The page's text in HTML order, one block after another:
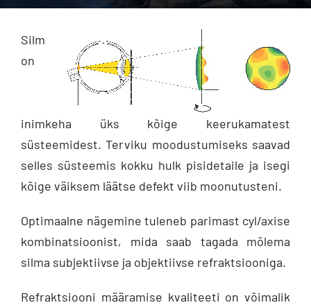
Silm
on
inimkeha üks kõige keerukamatest
süsteemidest. Terviku moodustumiseks saavad
selles süsteemis kokku hulk pisidetaile ja isegi
kõige väiksem läätse defekt viib moonutusteni.
Optimaalne nägemine tuleneb parimast cyl/axise
kombinatsioonist, mida saab tagada mõlema
silma subjektiivse ja objektiivse refraktsiooniga.
Refraktsiooni määramise kvaliteeti on võimalik